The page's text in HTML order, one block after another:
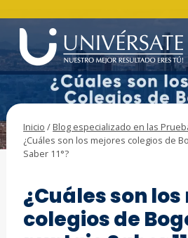
contenido
Inicio / Blog especializado en las
¿Cuáles son los mejores colegios de
Saber 11°?
¿Cuáles son
colegios de